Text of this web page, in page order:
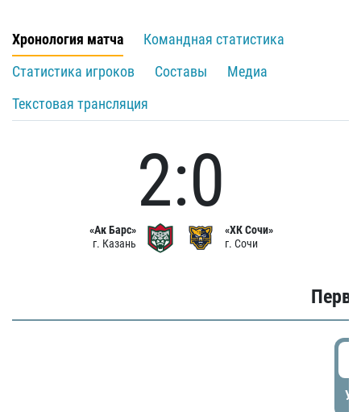
Хронология матча
Командная статистика
Статистика игроков
Составы
Медиа
Текстовая трансляция
«Ак Барс»
г. Казань
2:0
«ХК Сочи»
г. Сочи